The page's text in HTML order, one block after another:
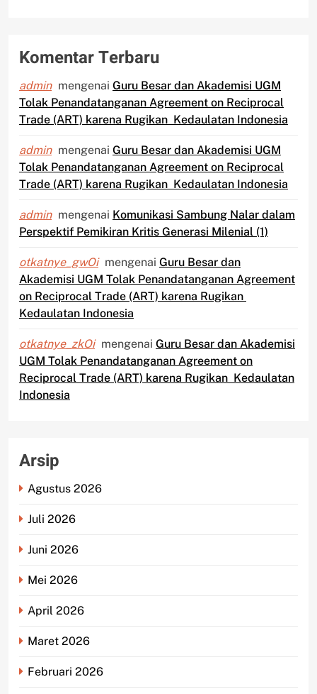
Komentar Terbaru
admin mengenai Guru Besar dan Akademisi UGM
Tolak Penandatanganan Agreement on Reciprocal
Trade (ART) karena Rugikan Kedaulatan Indonesia
admin mengenai Guru Besar dan Akademisi UGM
Tolak Penandatanganan Agreement on Reciprocal
Trade (ART) karena Rugikan Kedaulatan Indonesia
admin mengenai Komunikasi Sambung Nalar dalam
Perspektif Pemikiran Kritis Generasi Milenial (1)
otkatnye_gwOi mengenai Guru Besar dan
Akademisi UGM Tolak Penandatanganan Agreement
on Reciprocal Trade (ART) karena Rugikan
Kedaulatan Indonesia
otkatnye_zkOi mengenai Guru Besar dan Akademisi
UGM Tolak Penandatanganan Agreement on
Reciprocal Trade (ART) karena Rugikan Kedaulatan
Indonesia
Arsip
Agustus 2026
Juli 2026
Juni 2026
Mei 2026
April 2026
Maret 2026
Februari 2026